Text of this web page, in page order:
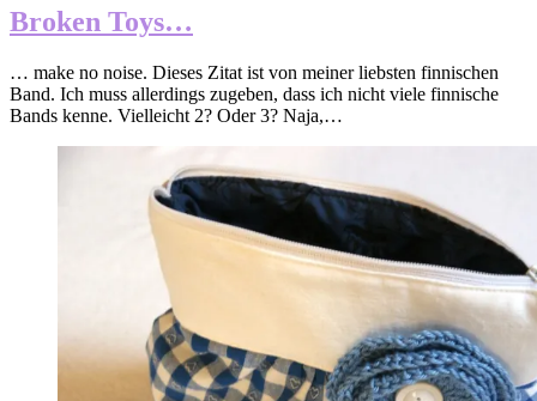
Broken Toys…
… make no noise. Dieses Zitat ist von meiner liebsten finnischen
Band. Ich muss allerdings zugeben, dass ich nicht viele finnische
Bands kenne. Vielleicht 2? Oder 3? Naja,…